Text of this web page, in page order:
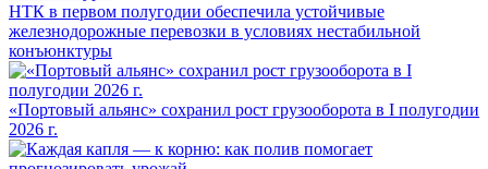
НТК в первом полугодии обеспечила устойчивые
железнодорожные перевозки в условиях нестабильной
конъюнктуры
«Портовый альянс» сохранил рост грузооборота в I полугодии
2026 г.